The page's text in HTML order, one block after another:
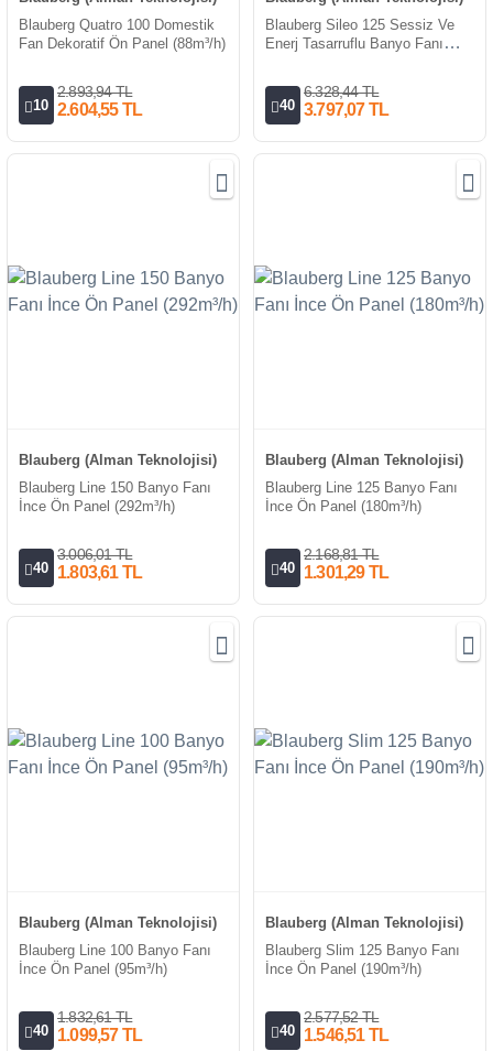
Blauberg Quatro 100 Domestik
Fan Dekoratif Ön Panel (88m³/h)
10
2.893,94 TL
2.604,55 TL
Blauberg Sileo 125 Sessiz Ve
Enerj Tasarruflu Banyo Fanı
40
6.328,44 TL
3.797,07 TL
Blauberg (Alman Teknolojisi)
Blauberg Line 150 Banyo Fanı
İnce Ön Panel (292m³/h)
40
3.006,01 TL
1.803,61 TL
Blauberg (Alman Teknolojisi)
Blauberg Line 125 Banyo Fanı
İnce Ön Panel (180m³/h)
40
2.168,81 TL
1.301,29 TL
Blauberg (Alman Teknolojisi)
Blauberg Line 100 Banyo Fanı
İnce Ön Panel (95m³/h)
40
1.832,61 TL
1.099,57 TL
Blauberg (Alman Teknolojisi)
Blauberg Slim 125 Banyo Fanı
İnce Ön Panel (190m³/h)
40
2.577,52 TL
1.546,51 TL